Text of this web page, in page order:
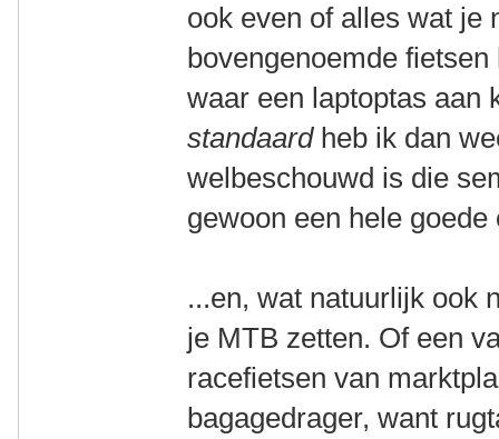
ook even of alles wat je
bovengenoemde
waar een laptoptas
standaardheb ik dan
welbeschouwd is die
gewoon een hele goede
...en, wat natuurlijk ook
je MTB zetten. Of een
racefietsen van
bagagedrager, want